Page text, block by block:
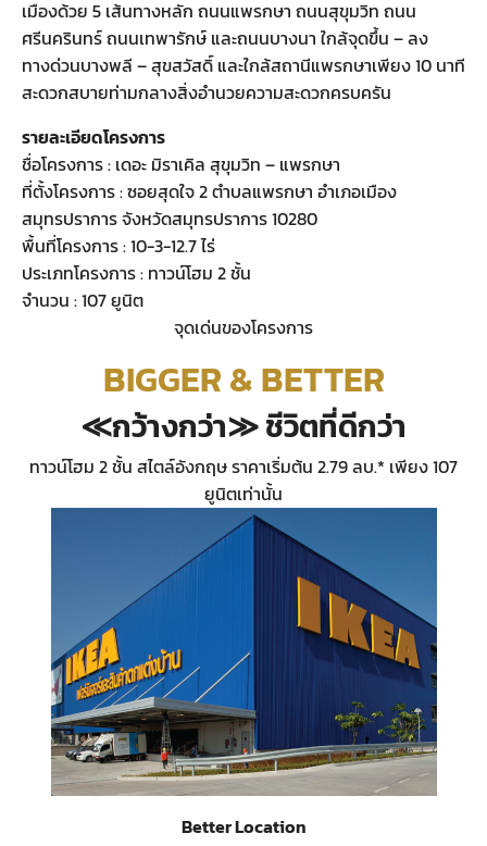
เมืองด้วย 5 เส้นทางหลัก ถนนแพรกษา ถนนสุขุมวิท ถนน
ศรีนครินทร์ ถนนเทพารักษ์ และถนนบางนา ใกล้จุดขึ้น – ลง
ทางด่วนบางพลี – สุขสวัสดิ์ และใกล้สถานีแพรกษาเพียง 10 นาที
สะดวกสบายท่ามกลางสิ่งอำนวยความสะดวกครบครัน
รายละเอียดโครงการ
ชื่อโครงการ : เดอะ มิราเคิล สุขุมวิท – แพรกษา
ที่ตั้งโครงการ : ซอยสุดใจ 2 ตำบลแพรกษา อำเภอเมือง
สมุทรปราการ จังหวัดสมุทรปราการ 10280
พื้นที่โครงการ : 10-3-12.7 ไร่
ประเภทโครงการ : ทาวน์โฮม 2 ชั้น
จำนวน : 107 ยูนิต
จุดเด่นของโครงการ
BIGGER & BETTER
≪กว้างกว่า≫ ชีวิตที่ดีกว่า
ทาวน์โฮม 2 ชั้น สไตล์อังกฤษ ราคาเริ่มต้น 2.79 ลบ.* เพียง 107
ยูนิตเท่านั้น
Better Location